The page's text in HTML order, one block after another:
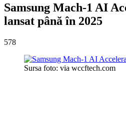
Samsung Mach-1 AI
lansat până în 2025
578
Sursa foto: via wccftech.com